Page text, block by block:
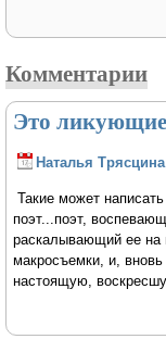
Комментарии
Это
Наталья Трясцина
Такие может
поэт...поэт,
раскалывающий ее на
макросъемки, и,
настоящую,